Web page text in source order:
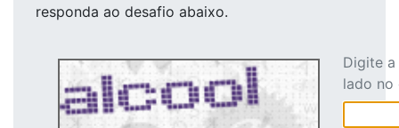
responda ao desafio abaixo.
Digite
lado no